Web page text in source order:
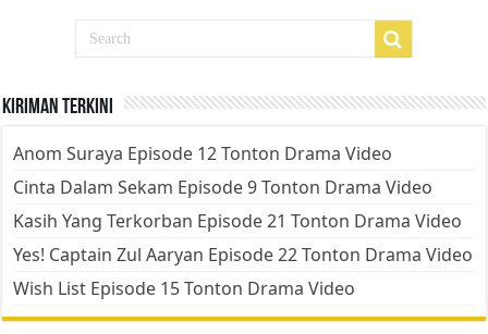
Kiriman Terkini
Anom Suraya Episode 12 Tonton Drama Video
Cinta Dalam Sekam Episode 9 Tonton Drama Video
Kasih Yang Terkorban Episode 21 Tonton Drama Video
Yes! Captain Zul Aaryan Episode 22 Tonton Drama Video
Wish List Episode 15 Tonton Drama Video